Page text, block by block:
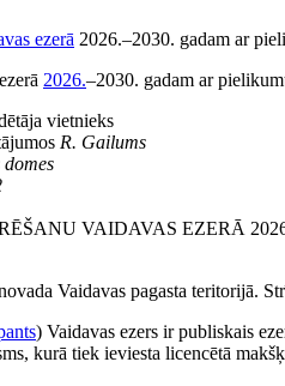
ezerā 2026.–2030. gadam ar
2026.–2030. gadam ar
vietnieks
R. Gailums
VAIDAVAS EZERĀ
Vaidavas pagasta teritorijā.
) Vaidavas ezers ir publiskais
kurā tiek ieviesta licencētā